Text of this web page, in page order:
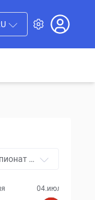
м
04.июля